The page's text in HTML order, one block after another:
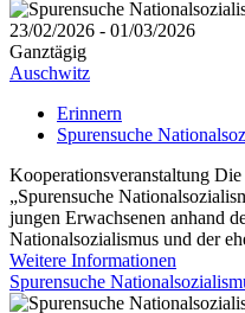
23/02/2026 - 01/03/2026
Ganztägig
Auschwitz
Erinnern
Spurensuche
Kooperationsveranstaltung
„Spurensuche
jungen Erwachsenen anhand
Nationalsozialismus und der
Weitere Informationen
Spurensuche